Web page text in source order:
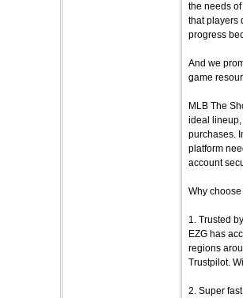
the needs
that players
progress
And we
game
MLB The
ideal lineup,
purchases.
platform
account
Why choose
1. Trusted
EZG has
regions
Trustpilot.
2. Super